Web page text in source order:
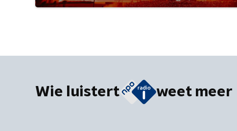
Wie luistert weet meer